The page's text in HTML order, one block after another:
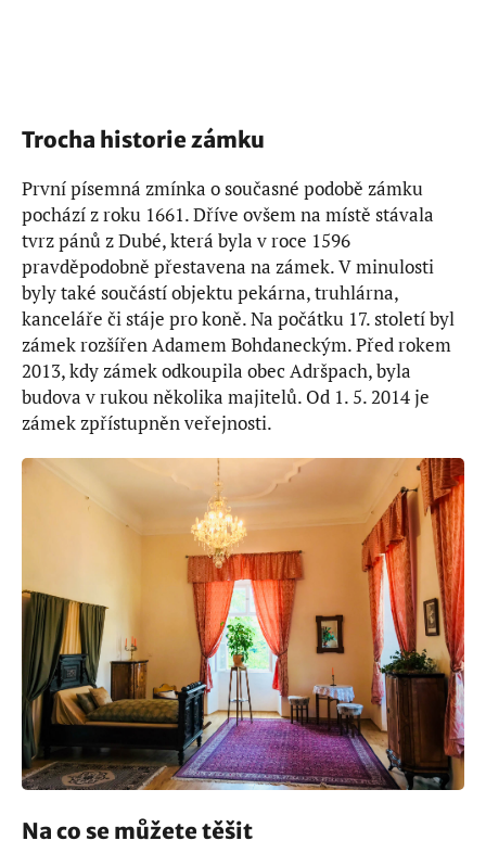
Trocha historie zámku
První písemná zmínka o současné podobě zámku
pochází z roku 1661. Dříve ovšem na místě stávala
tvrz pánů z Dubé, která byla v roce 1596
pravděpodobně přestavena na zámek. V minulosti
byly také součástí objektu pekárna, truhlárna,
kanceláře či stáje pro koně. Na počátku 17. století byl
zámek rozšířen Adamem Bohdaneckým. Před rokem
2013, kdy zámek odkoupila obec Adršpach, byla
budova v rukou několika majitelů. Od 1. 5. 2014 je
zámek zpřístupněn veřejnosti.
Na co se můžete těšit